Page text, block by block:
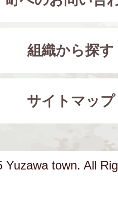
組織から探す
サイトマップ
Yuzawa town. All